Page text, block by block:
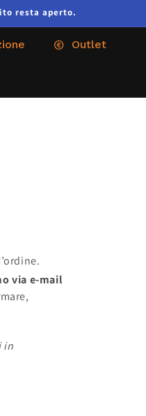
resta aperto.
Outlet
via e-mail
in